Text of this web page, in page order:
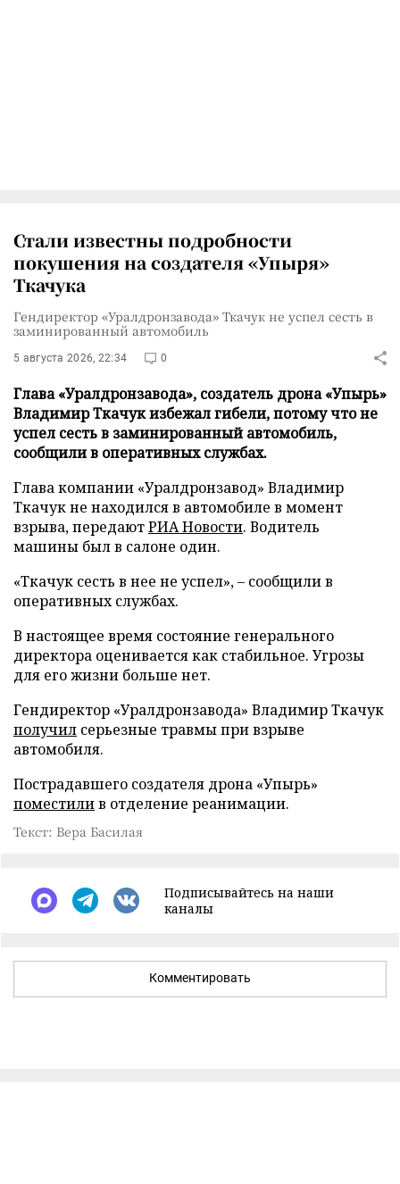
Стали известны подробности
покушения на создателя «Упыря»
Ткачука
Гендиректор «Уралдронзавода» Ткачук не успел сесть в
заминированный автомобиль
5 августа 2026, 22:34 0
Глава «Уралдронзавода», создатель дрона «Упырь»
Владимир Ткачук избежал гибели, потому что не
успел сесть в заминированный автомобиль,
сообщили в оперативных службах.
Глава компании «Уралдронзавод» Владимир
Ткачук не находился в автомобиле в момент
взрыва, передаютРИА Новости. Водитель
машины был в салоне один.
«Ткачук сесть в нее не успел», – сообщили в
оперативных службах.
В настоящее время состояние генерального
директора оценивается как стабильное. Угрозы
для его жизни больше нет.
Гендиректор «Уралдронзавода» Владимир Ткачук
получил серьезные травмы при взрыве
автомобиля.
Пострадавшего создателя дрона «Упырь»
поместилив отделение реанимации.
Текст: Вера Басилая
Подписывайтесь на наши
каналы
Комментировать